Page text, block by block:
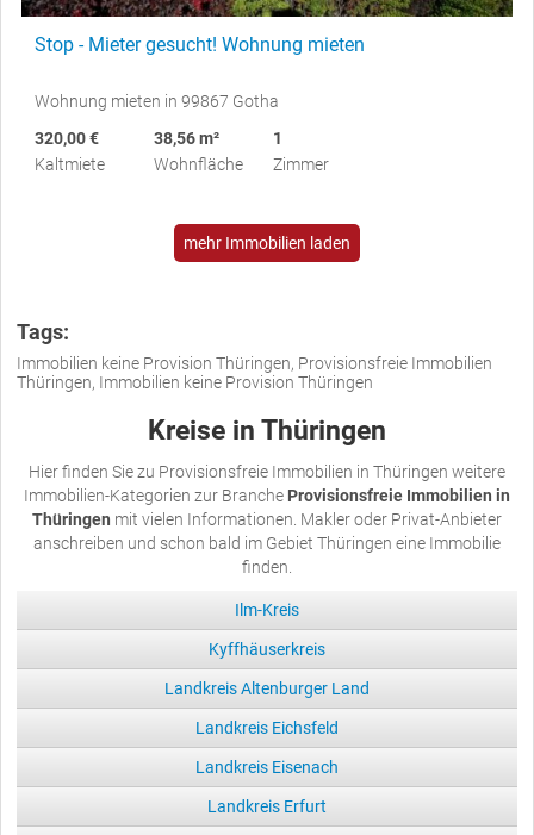
Stop - Mieter gesucht! Wohnung mieten
Wohnung mieten in 99867 Gotha
320,00 €
Kaltmiete
38,56 m²
Wohnfläche
1
Zimmer
mehr Immobilien laden
Tags:
Immobilien keine Provision Thüringen, Provisionsfreie Immobilien
Thüringen, Immobilien keine Provision Thüringen
Kreise in Thüringen
Hier finden Sie zu Provisionsfreie Immobilien in Thüringen weitere
Immobilien-Kategorien zur Branche Provisionsfreie Immobilien in
Thüringen mit vielen Informationen. Makler oder Privat-Anbieter
anschreiben und schon bald im Gebiet Thüringen eine Immobilie
finden.
Ilm-Kreis
Kyffhäuserkreis
Landkreis Altenburger Land
Landkreis Eichsfeld
Landkreis Eisenach
Landkreis Erfurt